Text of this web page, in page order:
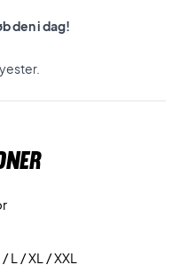
den i dag!
L / XL / XXL